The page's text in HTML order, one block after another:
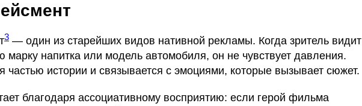
3 — один из старейших видов нативной рекламы. Когда зритель видит
напитка или модель автомобиля, он не чувствует давления.
частью истории и связывается с эмоциями, которые вызывает сюжет.
благодаря ассоциативному восприятию: если герой фильма